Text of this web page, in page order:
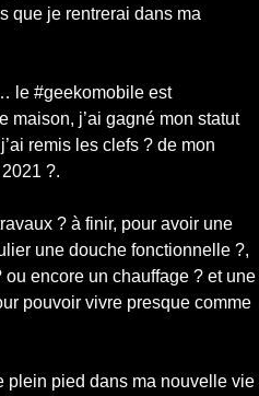
que je rentrerai dans ma
le #geekomobile est
maison, j’ai gagné mon statut
remis les clefs ? de mon
?.
? à finir, pour avoir une
une douche fonctionnelle ?,
encore un chauffage ? et une
pouvoir vivre presque comme
plein pied dans ma nouvelle vie